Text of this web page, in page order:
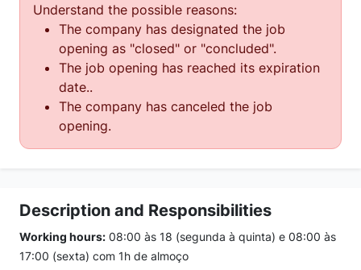
Understand the possible reasons:
The company has designated the job
opening as "closed" or "concluded".
The job opening has reached its expiration
date..
The company has canceled the job
opening.
Description and Responsibilities
Working hours: 08:00 às 18 (segunda à quinta) e 08:00 às
17:00 (sexta) com 1h de almoço